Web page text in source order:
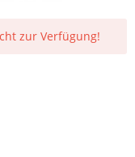
zur Verfügung!